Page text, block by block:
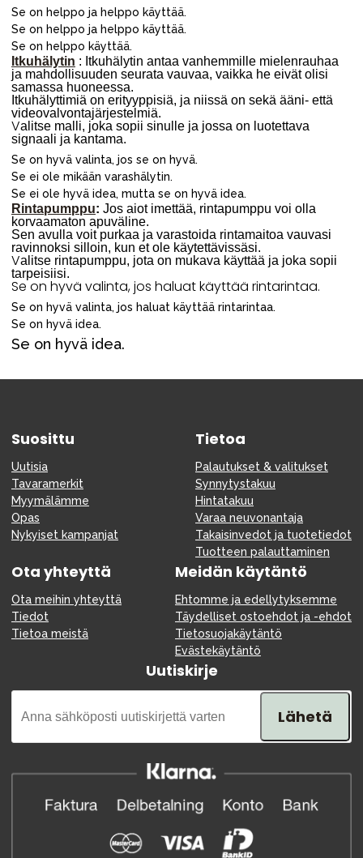
Se on helppo ja helppo käyttää.
Se on helppo ja helppo käyttää.
Se on helppo käyttää.
Itkuhälytin : Itkuhälytin antaa vanhemmille mielenrauhaa
ja mahdollisuuden seurata vauvaa, vaikka he eivät olisi
samassa huoneessa.
Itkuhälyttimiä on erityyppisiä, ja niissä on sekä ääni- että
videovalvontajärjestelmiä.
Valitse malli, joka sopii sinulle ja jossa on luotettava
signaali ja kantama.
Se on hyvä valinta, jos se on hyvä.
Se ei ole mikään varashälytin.
Se ei ole hyvä idea, mutta se on hyvä idea.
Rintapumppu: Jos aiot imettää, rintapumppu voi olla
korvaamaton apuväline.
Sen avulla voit purkaa ja varastoida rintamaitoa vauvasi
ravinnoksi silloin, kun et ole käytettävissäsi.
Valitse rintapumppu, jota on mukava käyttää ja joka sopii
tarpeisiisi.
Se on hyvä valinta, jos haluat käyttää rintarintaa.
Se on hyvä valinta, jos haluat käyttää rintarintaa.
Se on hyvä idea.
Se on hyvä idea.
Suosittu
Uutisia
Tavaramerkit
Myymälämme
Opas
Nykyiset kampanjat
Tietoa
Palautukset & valitukset
Synnytystakuu
Hintatakuu
Varaa neuvonantaja
Takaisinvedot ja tuotetiedot
Tuotteen palauttaminen
Ota yhteyttä
Ota meihin yhteyttä
Tiedot
Tietoa meistä
Meidän käytäntö
Ehtomme ja edellytyksemme
Täydelliset ostoehdot ja -ehdot
Tietosuojakäytäntö
Evästekäytäntö
Uutiskirje
Lähetä